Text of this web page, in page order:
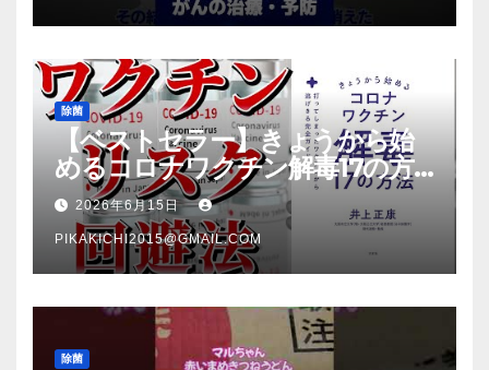
除菌
【ベストセラー】きょうから始
めるコロナワクチン解毒17の方
法【本要約】
2026年6月15日
PIKAKICHI2015@GMAIL.COM
除菌